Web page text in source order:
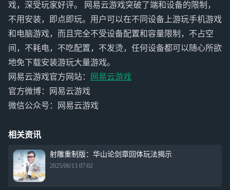
戏，深受玩家好评。 网易云游戏突破了端和设备的限制，
不用安装，即点即玩。用户可以在不同设备上游玩手机游戏
和电脑游戏，而且完全不受设备配置和容量限制，不占空
间，不耗电，不吃配置，不发烫，任何设备都可以随心所欲
地免下载安装游玩大量游戏。
网易云游戏官方网站：
网易云游戏
官方微博：网易云游戏
微信公众号：网易云游戏
相关资讯
射雕重制版：华山论剑章回体玩法揭示
2025/06/13 07:02